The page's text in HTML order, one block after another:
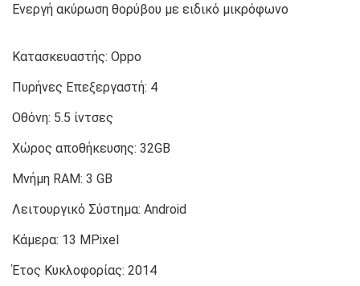
Ενεργή ακύρωση θορύβου με ειδικό μικρόφωνο
Κατασκευαστής: Oppo
Πυρήνες Επεξεργαστή: 4
Οθόνη: 5.5 ίντσες
Χώρος αποθήκευσης: 32GB
Μνήμη RAM: 3 GB
Λειτουργικό Σύστημα: Android
Κάμερα: 13 MPixel
Έτος Κυκλοφορίας: 2014